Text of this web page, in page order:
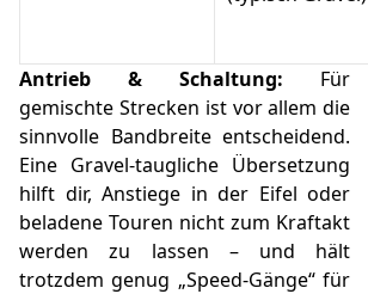
Antrieb & Schaltung: Für
gemischte Strecken ist vor allem die
sinnvolle Bandbreite entscheidend.
Eine Gravel-taugliche Übersetzung
hilft dir, Anstiege in der Eifel oder
beladene Touren nicht zum Kraftakt
werden zu lassen – und hält
trotzdem genug „Speed-Gänge“ für